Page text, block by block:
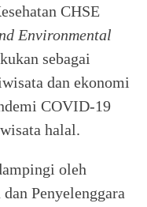
CHSE
Environmental
sebagai
dan ekonomi
COVID-19
halal.
oleh
Penyelenggara